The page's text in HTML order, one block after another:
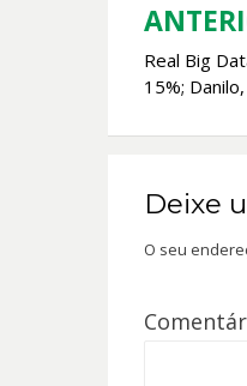
de
Real Big
15%;
Deixe
O seu